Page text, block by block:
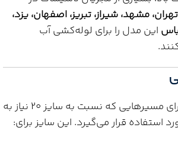
تهران، مشهد، شیراز، تبریز، اصفهان، یزد،
این مدل را برای لوله‌کشی آب
لوله آذین سایز 25 برای مسیرهایی که نسبت به سایز 20 نیاز به
استفاده قرار می‌گیرد. این سایز برای: